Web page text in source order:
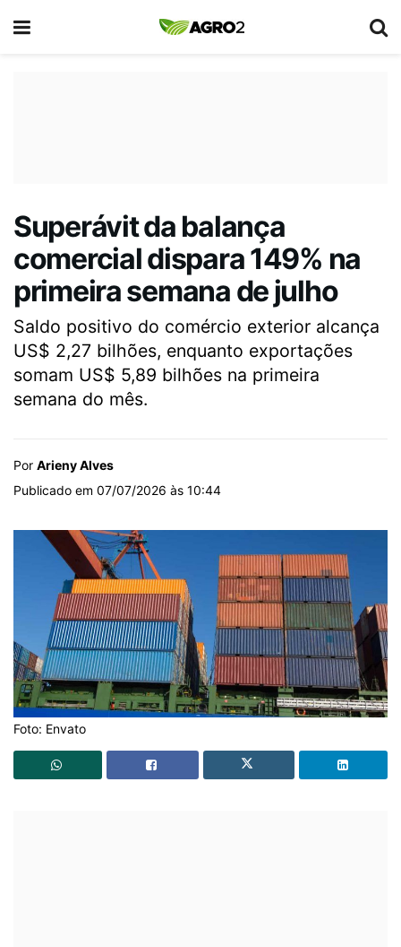
Superávit da balança
comercial dispara 149% na
primeira semana de julho
Saldo positivo do comércio exterior alcança
US$ 2,27 bilhões, enquanto exportações
somam US$ 5,89 bilhões na primeira
semana do mês.
Por Arieny Alves
Publicado em 07/07/2026 às 10:44
Foto: Envato